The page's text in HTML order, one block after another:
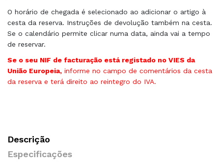
O horário de chegada é selecionado ao adicionar o artigo à
cesta da reserva. Instruções de devolução também na cesta.
Se o calendário permite clicar numa data, ainda vai a tempo
de reservar.
Se o seu NIF de facturação está registado no VIES da
União Europeia, informe no campo de comentários da cesta
da reserva e terá direito ao reintegro do IVA.
Descrição
Especificações